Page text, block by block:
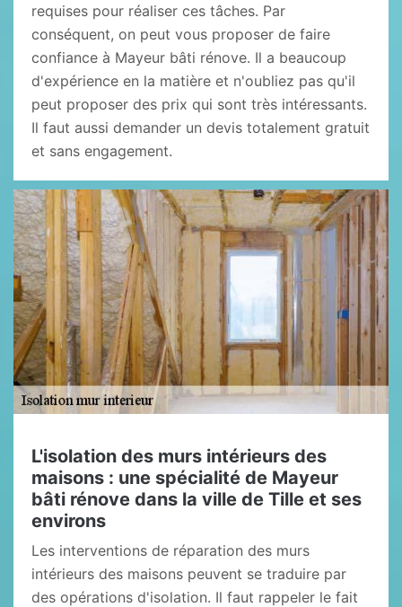
requises pour réaliser ces tâches. Par
conséquent, on peut vous proposer de faire
confiance à Mayeur bâti rénove. Il a beaucoup
d'expérience en la matière et n'oubliez pas qu'il
peut proposer des prix qui sont très intéressants.
Il faut aussi demander un devis totalement gratuit
et sans engagement.
L'isolation des murs intérieurs des
maisons : une spécialité de Mayeur
bâti rénove dans la ville de Tille et ses
environs
Les interventions de réparation des murs
intérieurs des maisons peuvent se traduire par
des opérations d'isolation. Il faut rappeler le fait